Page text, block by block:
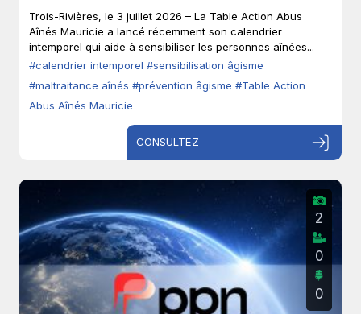
Trois-Rivières, le 3 juillet 2026 – La Table Action Abus
Aînés Mauricie a lancé récemment son calendrier
intemporel qui aide à sensibiliser les personnes aînées...
#calendrier intemporel #sensibilisation âgisme
#maltraitance aînés #prévention âgisme #Table Action
Abus Aînés Mauricie
CONSULTEZ
2
0
0